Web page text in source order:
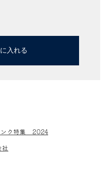
入れる
ンク特集 2024
社